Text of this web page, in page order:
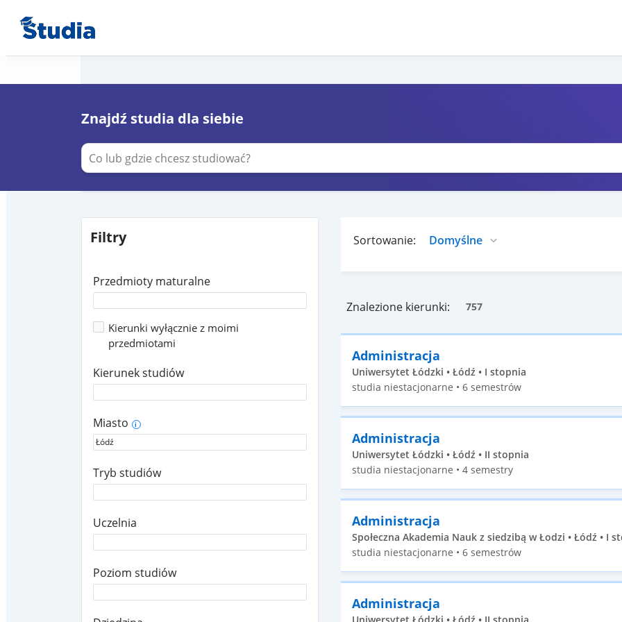
Znajdź studia dla siebie
Filtry
Przedmioty maturalne
Kierunki wyłącznie z moimi
przedmiotami
Kierunek studiów
Miasto i
Tryb studiów
Uczelnia
Poziom studiów
Sortowanie:
Znalezione kierunki: 757
Administracja
Uniwersytet Łódzki • Łódź • I stopnia
studia niestacjonarne • 6 semestrów
Administracja
Uniwersytet Łódzki • Łódź • II stopnia
studia niestacjonarne • 4 semestry
Administracja
Społeczna Akademia Nauk z siedzibą w Łodzi • Łódź • I
studia niestacjonarne • 6 semestrów
Administracja